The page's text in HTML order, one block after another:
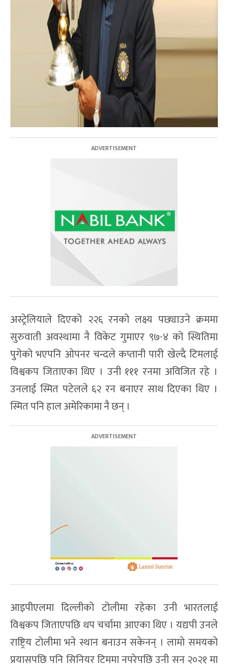
अस्ट्रेलियाले दिएको २२६ रनको लक्ष्य पछ्याउने क्रममा
सुरुवाती अवस्थामा नै विकेट गुमाएर ९७-४ को स्थितिमा
पुगेको भएपनि ओपनर चन्दले कप्तानी पारी खेल्दै टिमलाई
विश्वकप जिताएका थिए । उनी १११ रनमा अविजित रहे ।
उनलाई स्मित पटेलले ६२ रन बनाएर साथ दिएका थिए ।
स्मित पनि हाल अमेरिकामा नै छन् ।
आइपीएलमा दिल्लीको टोलीमा रहेका उनी भारतलाई
विश्वकप जिताएपछि थप चर्चामा आएका थिए । यद्यपी उनले
राष्ट्रिय टोलीमा भने स्थान बनाउन सकेनन् । लामो समयको
प्रयासपछि पनि सिनियर टिममा नपरेपछि उनी सन् २०२१ मा